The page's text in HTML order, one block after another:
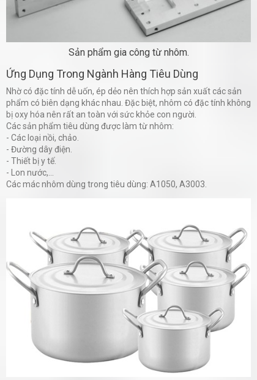
Ứng Dụng Trong Ngành Hàng Tiêu Dùng
Nhờ có đặc tính dễ uốn, ép dẻo nên thích hợp sản xuất các sản
phẩm có biên dạng khác nhau. Đặc biệt, nhôm có đặc tính không
bị oxy hóa nên rất an toàn với sức khỏe con người.
Các sản phẩm tiêu dùng được làm từ nhôm:
- Các loại nồi, chảo.
- Đường dây điện.
- Thiết bị y tế.
- Lon nước,...
Các mác nhôm dùng trong tiêu dùng: A1050, A3003.
Sản phẩm gia công từ nhôm.